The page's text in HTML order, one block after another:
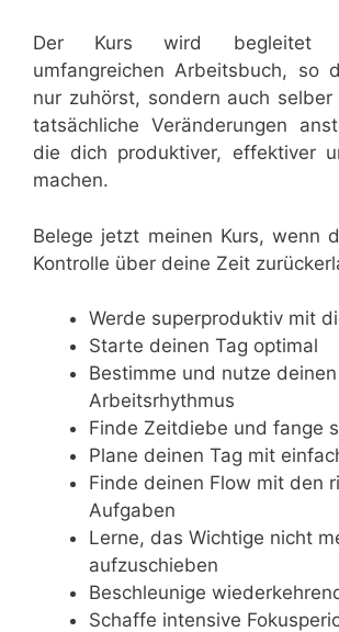
Der Kurs wird begleitet
umfangreichen Arbeitsbuch, so
nur zuhörst, sondern auch
tatsächliche Veränderungen
die dich produktiver, effektiver
machen.
Belege jetzt meinen Kurs, wenn
Kontrolle über deine Zeit
Werde superproduktiv mit
Starte deinen Tag optimal
Bestimme und nutze
Arbeitsrhythmus
Finde Zeitdiebe und fange
Plane deinen Tag mit
Finde deinen Flow mit den
Aufgaben
Lerne, das Wichtige nicht
aufzuschieben
Beschleunige
Schaffe intensive